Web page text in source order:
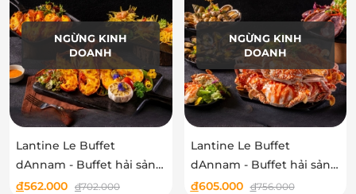
NGỪNG KINH
DOANH
Lantine Le Buffet
dAnnam - Buffet hải sản
trưa các ngày lễ, tết
đ562.000 đ702.000
NGỪNG KINH
DOANH
Lantine Le Buffet
dAnnam - Buffet hải sản
tối các ngày lễ, tết
đ605.000 đ756.000